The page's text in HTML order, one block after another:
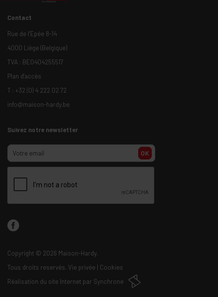
Contact
Rue de l’Epée 8-14
4000 Liège (Belgique)
TVA : BE0404255517
Plan d'accès
T : +32 (0) 4 222 02 72
info@maison-hardy.be
Suivez notre newsletter
OK
Copyright © 2026 Maison-Hardy.
Tous droits reservés. Vie privée | Cookies
Réalisation du site Internet par Synchrone